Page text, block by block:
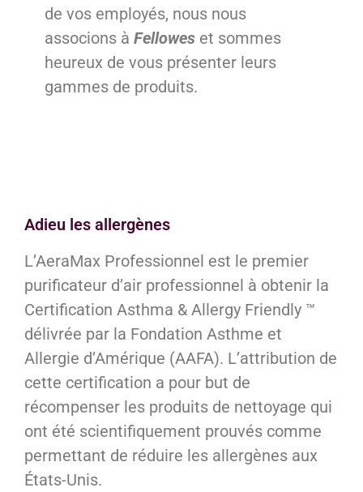
de vos employés, nous nous
associons à Fellowes et sommes
heureux de vous présenter leurs
gammes de produits.
Adieu les allergènes
L’AeraMax Professionnel est le premier
purificateur d’air professionnel à obtenir la
Certification Asthma & Allergy Friendly ™
délivrée par la Fondation Asthme et
Allergie d’Amérique (AAFA). L’attribution de
cette certification a pour but de
récompenser les produits de nettoyage qui
ont été scientifiquement prouvés comme
permettant de réduire les allergènes aux
États-Unis.